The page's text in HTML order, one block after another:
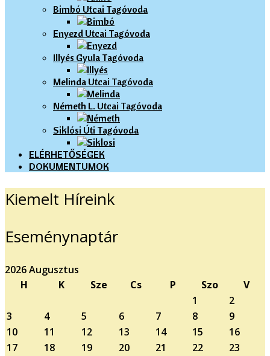
Bimbó Utcai Tagóvoda
Enyezd Utcai Tagóvoda
Illyés Gyula Tagóvoda
Melinda Utcai Tagóvoda
Németh L. Utcai Tagóvoda
Siklósi Úti Tagóvoda
ELÉRHETŐSÉGEK
DOKUMENTUMOK
Kiemelt Híreink
Eseménynaptár
2026 Augusztus
H
K Sze Cs P Szo
V
1
2
3
4 5 6 7 8
9
10
11 12 13 14 15
16
17
18 19 20 21 22
23